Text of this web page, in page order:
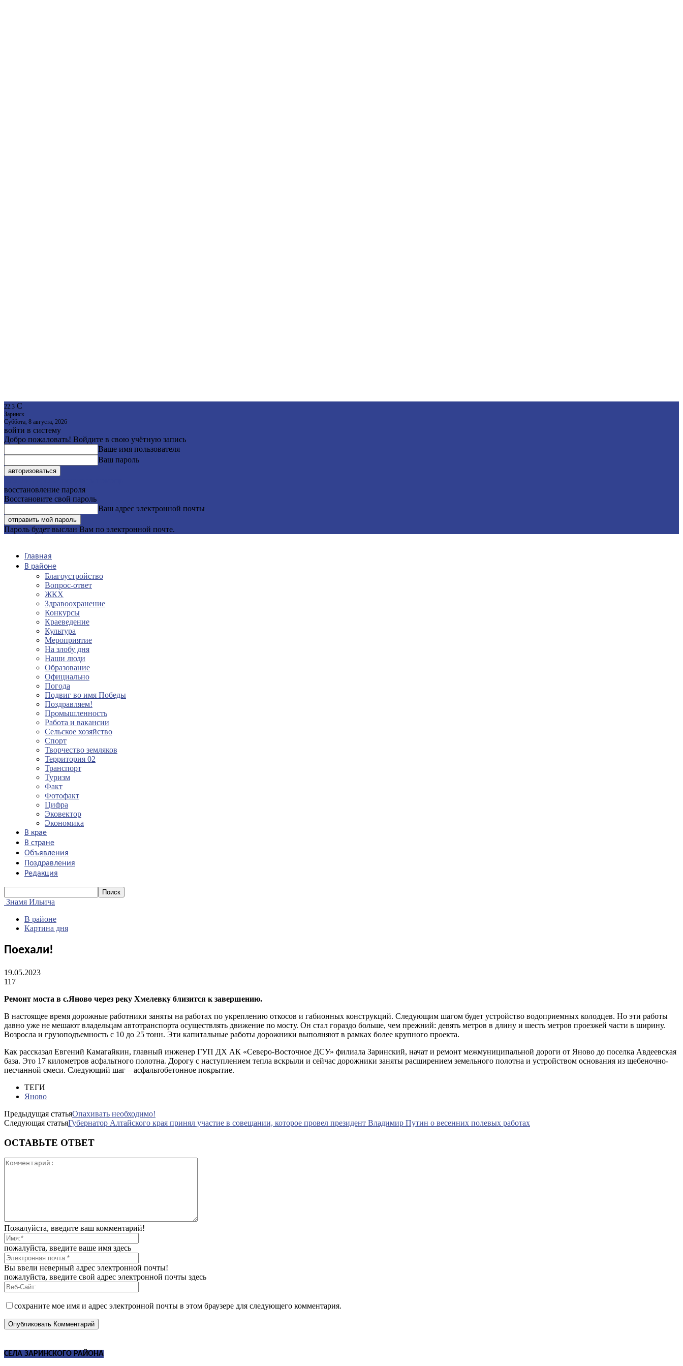
22.3 C
Заринск
Суббота, 8 августа, 2026
войти в систему
Добро пожаловать! Войдите в свою учётную запись
Ваше имя пользователя
Ваш пароль
восстановление пароля
Восстановите свой пароль
Ваш адрес электронной почты
Пароль будет выслан Вам по электронной почте.
Главная
В районе
Благоустройство
Вопрос-ответ
ЖКХ
Здравоохранение
Конкурсы
Краеведение
Культура
Мероприятие
На злобу дня
Наши люди
Образование
Официально
Погода
Подвиг во имя Победы
Поздравляем!
Промышленность
Работа и вакансии
Сельское хозяйство
Спорт
Творчество земляков
Территория 02
Транспорт
Туризм
Факт
Фотофакт
Цифра
Эковектор
Экономика
В крае
В стране
Объявления
Поздравления
Редакция
Знамя Ильича
В районе
Картина дня
Поехали!
19.05.2023
117
Ремонт моста в с.Яново через реку Хмелевку близится к завершению.
В настоящее время дорожные работники заняты на работах по укреплению откосов и габионных конструкций. Следующим шагом будет устройство водоприемных колодцев. Но эти работы
давно уже не мешают владельцам автотранспорта осуществлять движение по мосту. Он стал гораздо больше, чем прежний: девять метров в длину и шесть метров проезжей части в ширину.
Возросла и грузоподъемность с 10 до 25 тонн. Эти капитальные работы дорожники выполняют в рамках более крупного проекта.
Как рассказал Евгений Камагайкин, главный инженер ГУП ДХ АК «Северо-Восточное ДСУ» филиала Заринский, начат и ремонт межмуниципальной дороги от Яново до поселка Авдеевская
база. Это 17 километров асфальтного полотна. Дорогу с наступлением тепла вскрыли и сейчас дорожники заняты расширением земельного полотна и устройством основания из щебеночно-
песчанной смеси. Следующий шаг – асфальтобетонное покрытие.
ТЕГИ
Яново
Предыдущая статьяОпахивать необходимо!
Следующая статьяГубернатор Алтайского края принял участие в совещании, которое провел президент Владимир Путин о весенних полевых работах
ОСТАВЬТЕ ОТВЕТ
Пожалуйста, введите ваш комментарий!
пожалуйста, введите ваше имя здесь
Вы ввели неверный адрес электронной почты!
пожалуйста, введите свой адрес электронной почты здесь
сохраните мое имя и адрес электронной почты в этом браузере для следующего комментария.
СЕЛА ЗАРИНСКОГО РАЙОНА